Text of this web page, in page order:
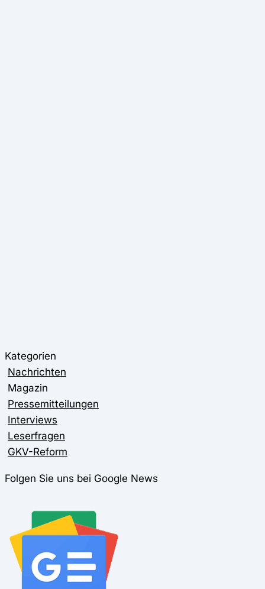
Kategorien
Nachrichten
Magazin
Pressemitteilungen
Interviews
Leserfragen
GKV-Reform
Folgen Sie uns bei Google News